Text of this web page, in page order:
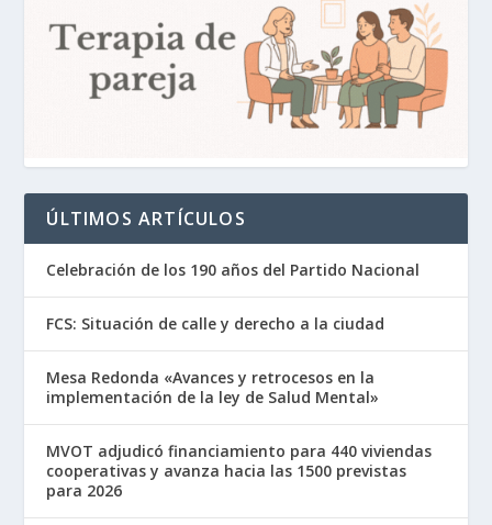
ÚLTIMOS ARTÍCULOS
Celebración de los 190 años del Partido Nacional
FCS: Situación de calle y derecho a la ciudad
Mesa Redonda «Avances y retrocesos en la
implementación de la ley de Salud Mental»
MVOT adjudicó financiamiento para 440 viviendas
cooperativas y avanza hacia las 1500 previstas
para 2026